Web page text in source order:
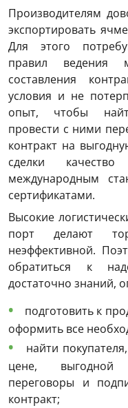
Производителям
экспортировать
Для этого
правил ведения
составления
условия и не
опыт, чтобы
провести с ними
контракт на
сделки
международным
сертификатами.
Высокие
порт делают
неэффективной.
обратиться к
достаточно знаний,
подготовить к
оформить все
найти
цене, выгодной
переговоры и
контракт;